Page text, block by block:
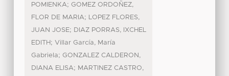
POMIENKA; GOMEZ ORDOÑEZ,
FLOR DE MARIA;
LOPEZ FLORES,
JUAN JOSE; DIAZ PORRAS, IXCHEL
EDITH; Villar García, María
Gabriela; GONZALEZ CALDERON,
DIANA ELISA; MARTINEZ CASTRO,